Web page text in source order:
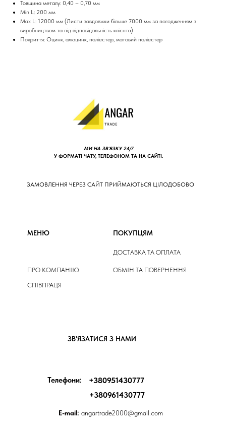
Товщина металу: 0,40 – 0,70 мм
Min L: 200 мм
Max L: 12000 мм (Листи завдовжки більше 7000 мм за погодженням з
виробництвом та під відповідальність клієнта)
Покриття: Оцинк, алюцинк, поліестер, матовий поліестер
ПРО КОМПАНІЮ
СПІВПРАЦЯ
ДОСТАВКА ТА ОПЛАТА
ОБМІН ТА ПОВЕРНЕННЯ
ПОКУПЦЯМ
МИ НА ЗВ'ЯЗКУ 24/7
У ФОРМАТІ ЧАТУ, ТЕЛЕФОНОМ ТА НА САЙТІ.
ЗВ'ЯЗАТИСЯ З НАМИ
Телефони:
МЕНЮ
E-mail: angartrade2000@gmail.com
ЗАМОВЛЕННЯ ЧЕРЕЗ САЙТ ПРИЙМАЮТЬСЯ ЦІЛОДОБОВО
+380951430777
+380961430777